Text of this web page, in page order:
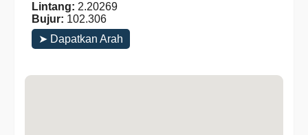
Lintang: 2.20269
Bujur: 102.306
➤ Dapatkan Arah